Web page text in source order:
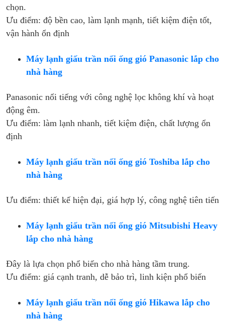
chọn.
Ưu điểm: độ bền cao, làm lạnh mạnh, tiết kiệm điện tốt,
vận hành ổn định
Máy lạnh giấu trần nối ống gió Panasonic lắp cho
nhà hàng
Panasonic nổi tiếng với công nghệ lọc không khí và hoạt
động êm.
Ưu điểm: làm lạnh nhanh, tiết kiệm điện, chất lượng ổn
định
Máy lạnh giấu trần nối ống gió Toshiba lắp cho
nhà hàng
Ưu điểm: thiết kế hiện đại, giá hợp lý, công nghệ tiên tiến
Máy lạnh giấu trần nối ống gió Mitsubishi Heavy
lắp cho nhà hàng
Đây là lựa chọn phổ biến cho nhà hàng tầm trung.
Ưu điểm: giá cạnh tranh, dễ bảo trì, linh kiện phổ biến
Máy lạnh giấu trần nối ống gió Hikawa lắp cho
nhà hàng